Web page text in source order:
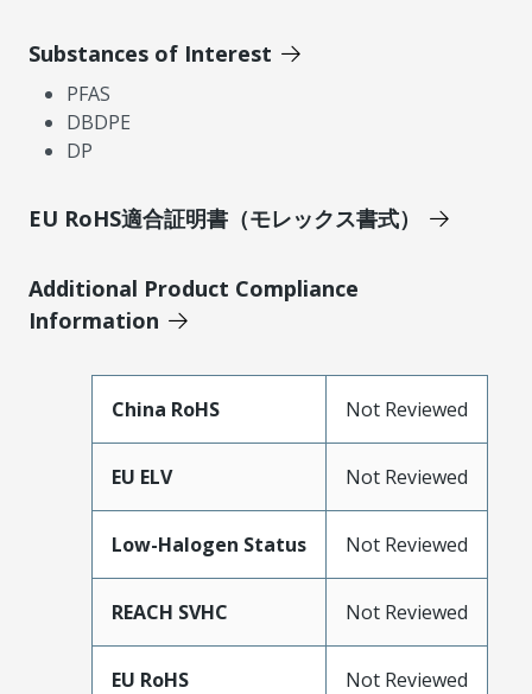
Substances of Interest
PFAS
DBDPE
DP
EU RoHS適合証明書（モレックス書式）
Additional Product Compliance
Information
China RoHS Not Reviewed
EU ELV Not Reviewed
Low-Halogen Status Not Reviewed
REACH SVHC Not Reviewed
EU RoHS Not Reviewed